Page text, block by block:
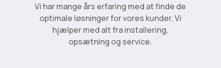
Vi har mange års erfaring med at finde de
optimale løsninger for vores kunder. Vi
hjælper med alt fra installering,
opsætning og service.